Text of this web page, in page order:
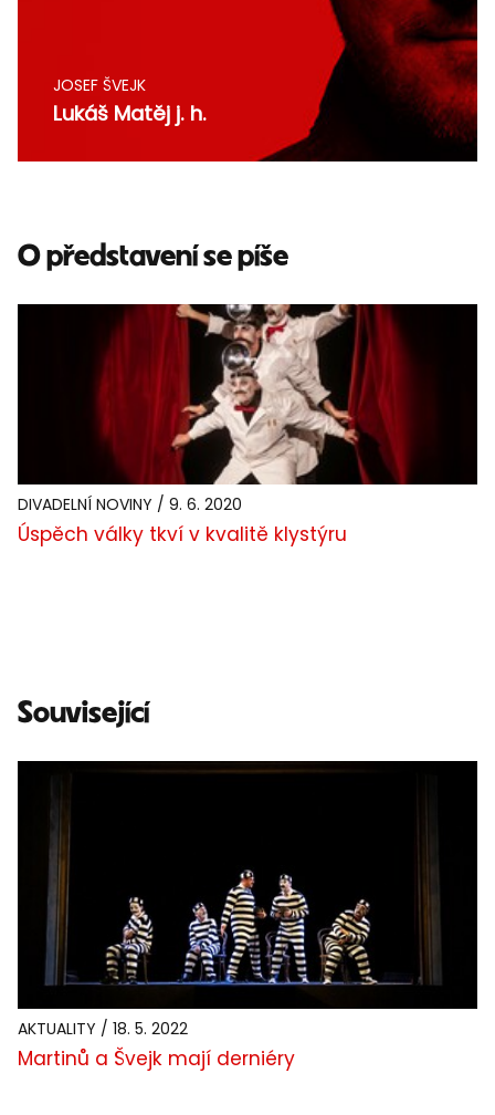
JOSEF ŠVEJK
Lukáš Matěj j. h.
O představení se píše
DIVADELNÍ NOVINY / 9. 6. 2020
Úspěch války tkví v kvalitě klystýru
Související
AKTUALITY / 18. 5. 2022
Martinů a Švejk mají derniéry